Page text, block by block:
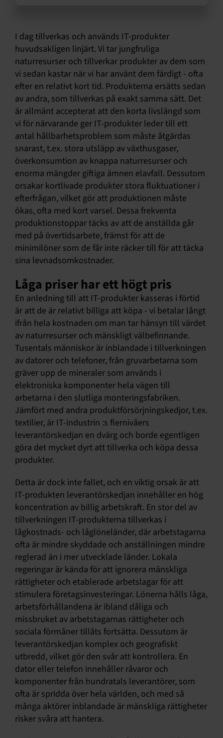
I dag tillverkas och används IT-produkter
huvudsakligen linjärt. Vi tar jungfruliga
naturresurser och tillverkar produkter av dem som
vi sedan kastar när vi har använt dem färdigt - ofta
efter en relativt kort tid. Produkterna ersätts sedan
av andra, som tillverkas på exakt samma sätt. Det
är allmänt accepterat att den korta livslängd som
vi för närvarande ger IT-produkter leder till ett
antal hållbarhetsproblem som måste åtgärdas
snarast, t.ex. stora utsläpp av växthusgaser,
överkonsumtion av knappa naturresurser och
enorma mängder giftiga ämnen elavfall. Dessutom
orsakar kortlivade produkter stora fluktuationer i
efterfrågan, vilket gör att produktionen måste
ökas, ofta med kort varsel. Dessa frekventa
produktionstoppar täcks av att de anställda går
med på övertidsarbete, främst för att de
minimilöner som de får inte räcker till för att täcka
sina levnadsomkostnader.
Låga priser har ett högt pris
En anledning till att IT-produkter kasseras i förtid
är att de är relativt billiga att köpa - vi betalar långt
ifrån hela kostnaden om man tar hänsyn till värdet
av naturresurser och mänskligt välbefinnande.
Tusentals människor är inblandade i tillverkningen
av datorer och telefoner, från gruvarbetarna som
gräver upp de mineraler som används i
elektroniska komponenter hela vägen till
arbetarna i den slutliga monteringsfabriken.
Jämfört med andra produktförsörjningskedjor, t.ex.
textilier, är IT-industrin :s flernivåers
leverantörskedjan en dvärg och borde egentligen
göra det mycket dyrt att tillverka och köpa dessa
produkter.
Detta är dock inte fallet, och en viktig orsak är att
IT-produkten leverantörskedjan innehåller en hög
koncentration av billig arbetskraft. En stor del av
tillverkningen IT-produkterna tillverkas i
lågkostnads- och låglöneländer, där arbetstagarna
ofta är mindre skyddade och anställningen mindre
reglerad än i mer utvecklade länder. Lokala
regeringar är kända för att ignorera mänskliga
rättigheter och etablerade arbetslagar för att
stimulera företagsinvesteringar. Lönerna hålls låga,
arbetsförhållandena är ibland dåliga och
missbruket av arbetstagarnas rättigheter och
sociala förmåner tillåts fortsätta. Dessutom är
leverantörskedjan komplex och geografiskt
utbredd, vilket gör den svår att kontrollera. En
dator eller telefon innehåller råvaror och
komponenter från hundratals leverantörer, som
ofta är spridda över hela världen, och med så
många aktörer inblandade är mänskliga rättigheter
risker svåra att hantera.